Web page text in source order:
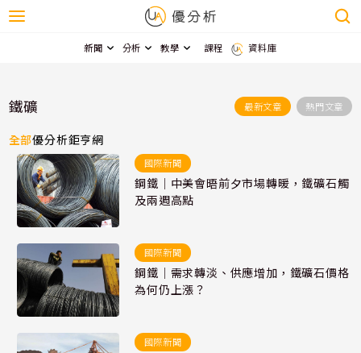
新聞 分析 教學 課程 資料庫
鐵礦 最新文章 熱門文章
全部優分析鉅亨網
國際新聞
鋼鐵｜中美會晤前夕市場轉暖，鐵礦石觸
及兩週高點
國際新聞
鋼鐵｜需求轉淡、供應增加，鐵礦石價格
為何仍上漲？
國際新聞